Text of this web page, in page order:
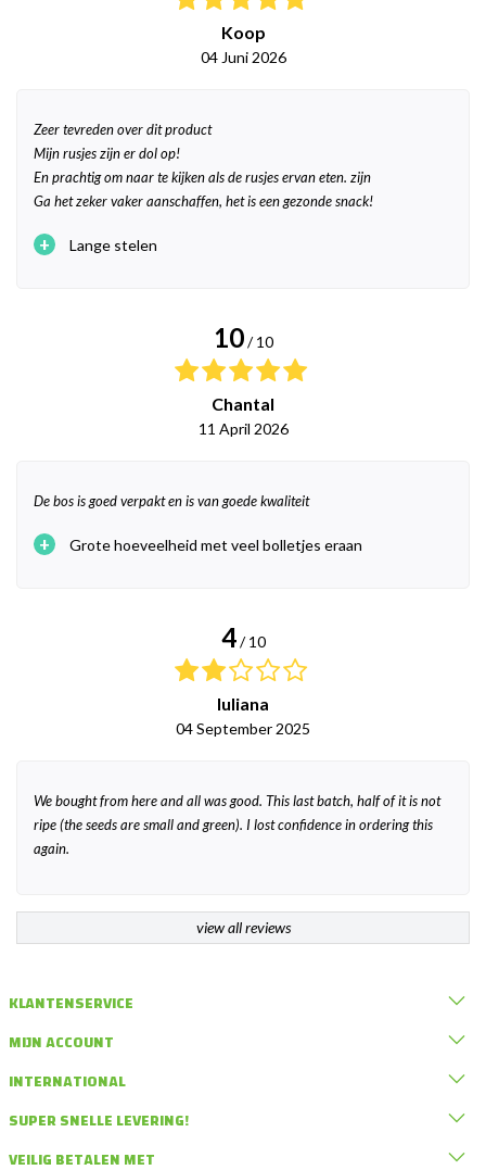
Koop
04 Juni 2026
Zeer tevreden over dit product
Mijn rusjes zijn er dol op!
En prachtig om naar te kijken als de rusjes ervan eten. zijn
Ga het zeker vaker aanschaffen, het is een gezonde snack!
+ Lange stelen
10 / 10
Chantal
11 April 2026
De bos is goed verpakt en is van goede kwaliteit
+ Grote hoeveelheid met veel bolletjes eraan
4 / 10
Iuliana
04 September 2025
We bought from here and all was good. This last batch, half of it is not
ripe (the seeds are small and green). I lost confidence in ordering this
again.
view all reviews
KLANTENSERVICE
MIJN ACCOUNT
INTERNATIONAL
SUPER SNELLE LEVERING!
VEILIG BETALEN MET